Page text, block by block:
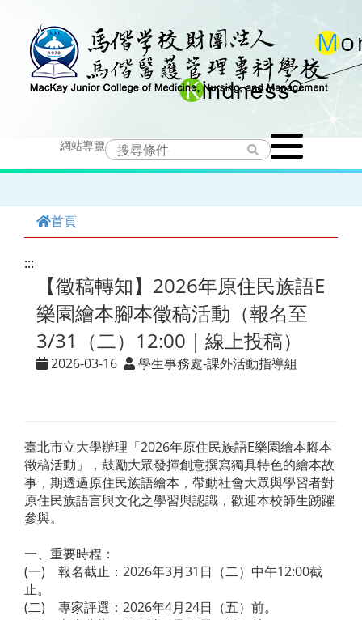
容
網站導覽
Toggle
navigation
首頁
:::
【徵稿轉知】2026年原住民族語E
樂園繪本腳本徵稿活動（報名至
3/31（二）12:00｜線上投稿）
2026-03-16 學生事務處-課外活動指導組
臺北市立大學辦理「2026年原住民族語E樂園繪本腳本
徵稿活動」，鼓勵大眾發揮創意撰寫獨具特色的繪本故
事，期透過原住民族語繪本，帶動社會大眾與學習者對
原住民族語言與文化之學習與認識，歡迎本校師生踴躍
參與。
一、重要時程：
(一) 報名截止：2026年3月31日（二）中午12:00截
止。
(二) 專家評選：2026年4月24日（五）前。